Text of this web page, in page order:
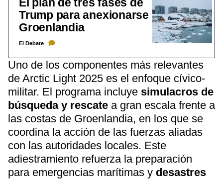
Trump para anexionarse
Groenlandia
El Debate
Uno de los componentes más relevantes
de Arctic Light 2025 es el enfoque cívico-
militar. El programa incluye simulacros de
búsqueda y rescate a gran escala frente a
las costas de Groenlandia, en los que se
coordina la acción de las fuerzas aliadas
con las autoridades locales. Este
adiestramiento refuerza la preparación
para emergencias marítimas y desastres